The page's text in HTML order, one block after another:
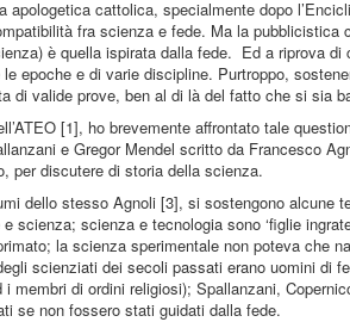
apologetica cattolica, specialmente dopo
fra scienza e fede. Ma la pubblicistica
è quella ispirata dalla fede. Ed a riprova
le epoche e di varie discipline. Purtroppo,
di valide prove, ben al di là del fatto che si sia
[1], ho brevemente affrontato tale
e Gregor Mendel scritto da Francesco
per discutere di storia della scienza.
dello stesso Agnoli [3], si sostengono alcune
scienza; scienza e tecnologia sono ‘figlie
la scienza sperimentale non poteva che
scienziati dei secoli passati erano uomini di
membri di ordini religiosi); Spallanzani,
se non fossero stati guidati dalla fede.